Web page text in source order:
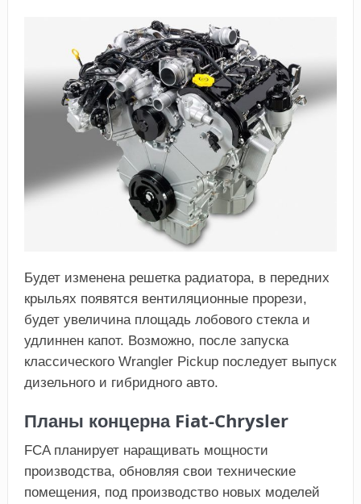
Будет изменена решетка радиатора, в передних
крыльях появятся вентиляционные прорези,
будет увеличина площадь лобового стекла и
удлиннен капот. Возможно, после запуска
классического Wrangler Pickup последует выпуск
дизельного и гибридного авто.
Планы концерна Fiat-Chrysler
FCA планирует наращивать мощности
производства, обновляя свои технические
помещения, под производство новых моделей